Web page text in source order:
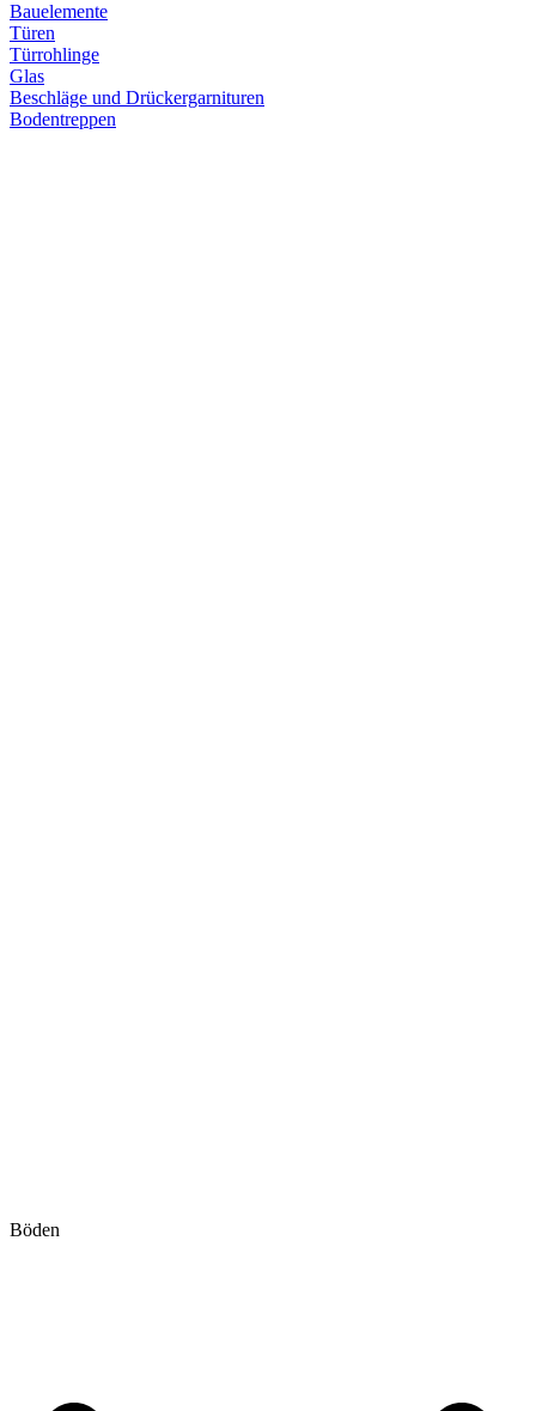
Bauelemente
Türen
Türrohlinge
Glas
Beschläge und Drückergarnituren
Bodentreppen
Böden